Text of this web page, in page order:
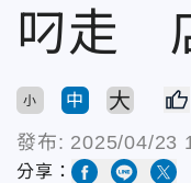
叼走
小 中 大
發布: 2025/04/23
分享：